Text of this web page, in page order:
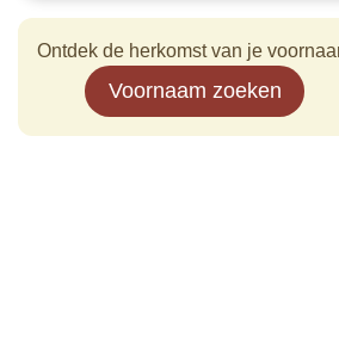
Ontdek de herkomst van je
Voornaam zoeken